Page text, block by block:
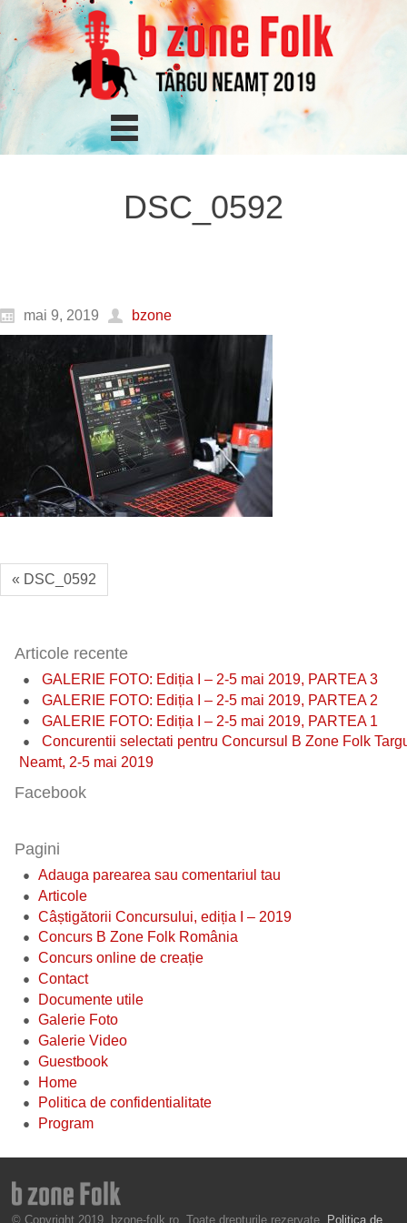
DSC_0592
mai 9, 2019 bzone
« DSC_0592
Articole recente
GALERIE FOTO: Ediția I – 2-5 mai 2019, PARTEA 3
GALERIE FOTO: Ediția I – 2-5 mai 2019, PARTEA 2
GALERIE FOTO: Ediția I – 2-5 mai 2019, PARTEA 1
Concurentii selectati pentru Concursul B Zone Folk
Neamt, 2-5 mai 2019
Facebook
Pagini
Adauga parearea sau comentariul tau
Articole
Câștigătorii Concursului, ediția I – 2019
Concurs B Zone Folk România
Concurs online de creație
Contact
Documente utile
Galerie Foto
Galerie Video
Guestbook
Home
Politica de confidentialitate
Program
© Copyright 2019, bzone-folk.ro. Toate drepturile rezervate. Politica de